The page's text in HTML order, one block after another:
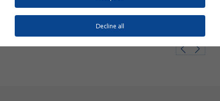
Download Pressemitteilung 176 KB
Decline all